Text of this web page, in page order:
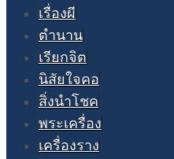
เรื่องผี
ตำนาน
เรียกจิต
นิสัยใจคอ
สิ่งนำโชค
พระเครื่อง
เครื่องราง